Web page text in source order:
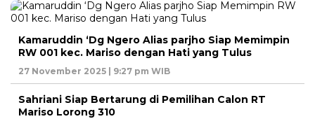
Kamaruddin ‘Dg Ngero Alias parjho Siap Memimpin
RW 001 kec. Mariso dengan Hati yang Tulus
27 November 2025 | 9:27 pm WIB
Sahriani Siap Bertarung di Pemilihan Calon RT
Mariso Lorong 310